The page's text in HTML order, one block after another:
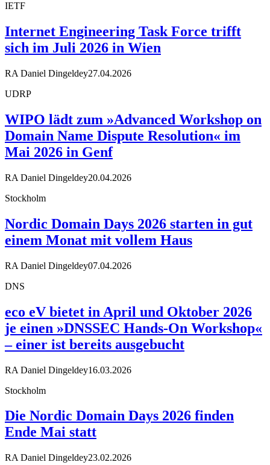
IETF
Internet Engineering Task Force trifft
sich im Juli 2026 in Wien
RA Daniel Dingeldey27.04.2026
UDRP
WIPO lädt zum »Advanced Workshop on
Domain Name Dispute Resolution« im
Mai 2026 in Genf
RA Daniel Dingeldey20.04.2026
Stockholm
Nordic Domain Days 2026 starten in gut
einem Monat mit vollem Haus
RA Daniel Dingeldey07.04.2026
DNS
eco eV bietet in April und Oktober 2026
je einen »DNSSEC Hands-On Workshop«
– einer ist bereits ausgebucht
RA Daniel Dingeldey16.03.2026
Stockholm
Die Nordic Domain Days 2026 finden
Ende Mai statt
RA Daniel Dingeldey23.02.2026